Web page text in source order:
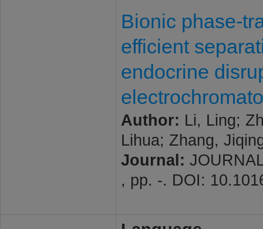
Bionic phase-
efficient
endocrine
Author: Li, Ling;
Lihua; Zhang,
Journal:
, pp. -. DOI: